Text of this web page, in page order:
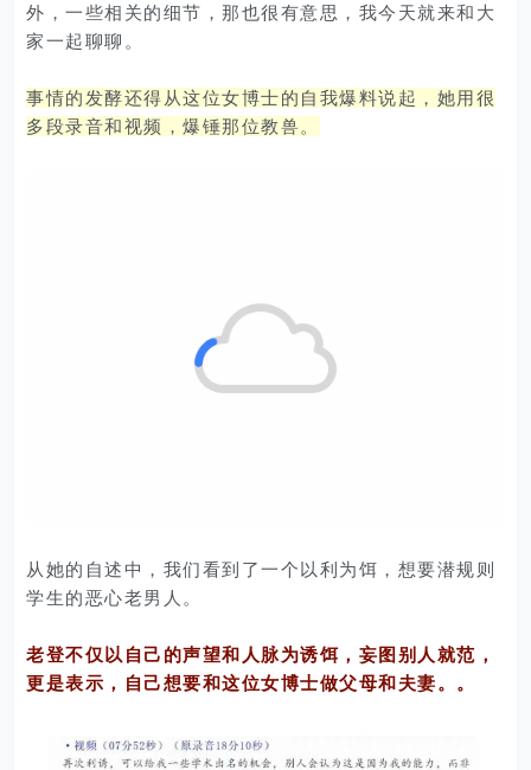
外，一些相关的细节，那也很有意思，我今天就来和大
家一起聊聊。
事情的发酵还得从这位女博士的自我爆料说起，她用很
多段录音和视频，爆锤那位教兽。
从她的自述中，我们看到了一个以利为饵，想要潜规则
学生的恶心老男人。
老登不仅以自己的声望和人脉为诱饵，妄图别人就范，
更是表示，自己想要和这位女博士做父母和夫妻。。